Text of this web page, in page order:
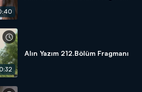
Alın Yazım 212.Bölüm Fragmanı